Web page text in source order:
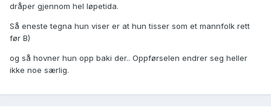
dråper gjennom hel løpetida.
Så eneste tegna hun viser er at hun tisser som et mannfolk rett
før B)
og så hovner hun opp baki der.. Oppførselen endrer seg heller
ikke noe særlig.